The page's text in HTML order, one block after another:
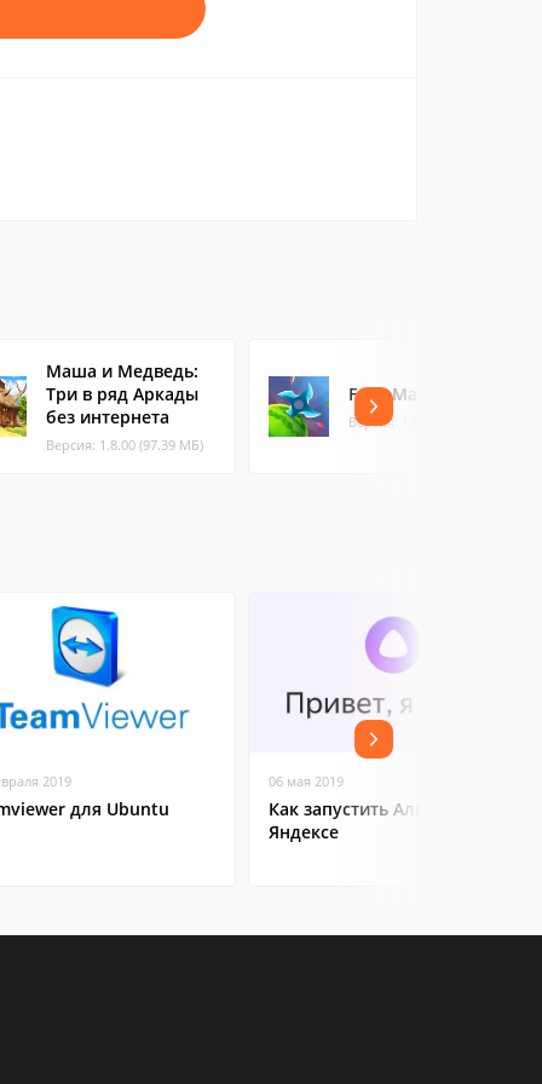
Маша и Медведь:
Три в ряд Аркады
без интернета
Версия: 1.8.00 (97.39 МБ)
Fruit Master
Версия: 1.0.7 (68.66 МБ)
2019
для Ubuntu
06 мая 2019
Как запустить Алису в
Яндексе